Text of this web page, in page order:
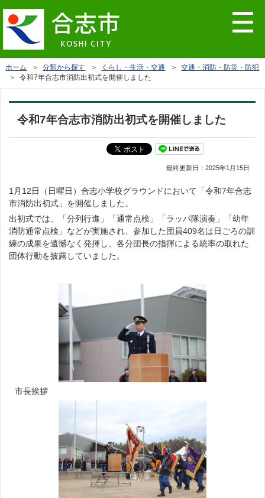
ホーム ＞分類から探す ＞ くらし・生活・交通 ＞交通・消防・防災・防犯
＞ 令和7年合志市消防出初式を開催しました
令和7年合志市消防出初式を開催しました
最終更新日：2025年1月15日
1月12日（日曜日）合志小学校グラウンドにおいて「令和7年合志
市消防出初式」を開催しました。
出初式では、「分列行進」「通常点検」「ラッパ隊演奏」「幼年
消防通常点検」などが実施され、参加した団員409名は日ごろの訓
練の成果を遺憾なく発揮し、各分団長の指揮による統率の取れた
団体行動を披露していました。
市長挨拶